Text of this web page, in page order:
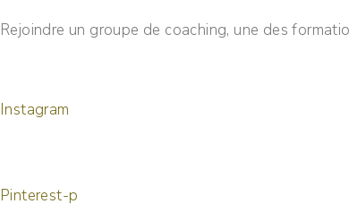
Rejoindre un groupe de coaching, une des
Instagram
Pinterest-p